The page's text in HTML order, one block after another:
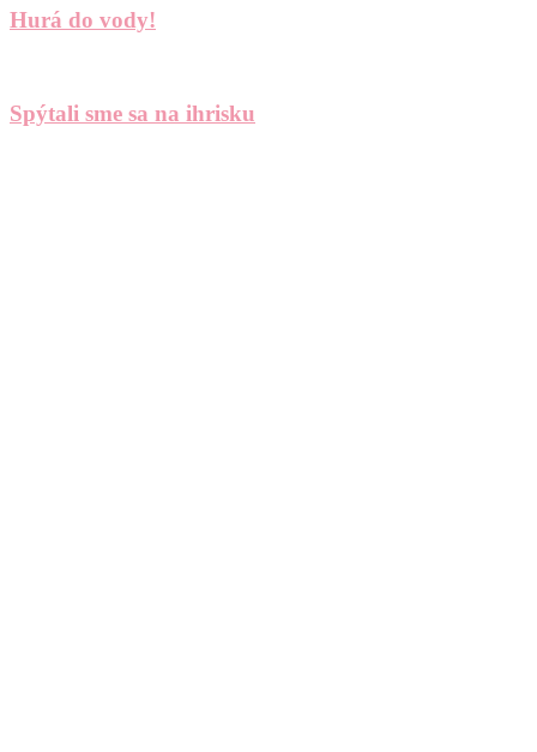
Hurá do vody!
Spýtali sme sa na ihrisku